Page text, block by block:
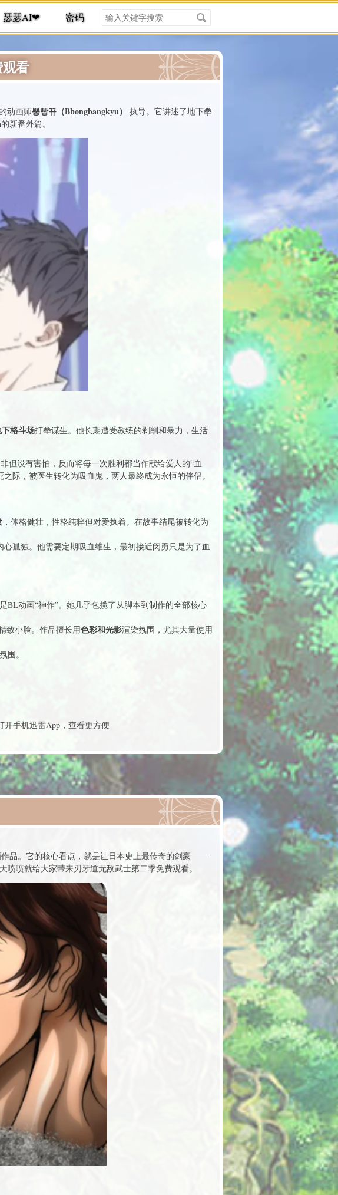
瑟瑟AI❤ 密码
免责 分类
搜
索
关
字
看
动画师뿡빵뀨（Bbongbangkyu）
执导。它讲述了地下拳
新番外篇。
格斗场打拳谋生。他长期遭受教练的剥削和暴力，生活
但没有害怕，反而将每一次胜利都当作献给爱人的“血
际，被医生转化为吸血鬼，两人最终成为永恒的伴侣。
，体格健壮，性格纯粹但对爱执着。在故事结尾被转化为
心孤独。他需要定期吸血维生，最初接近闵勇只是为了血
BL动画“神作”。她几乎包揽了从脚本到制作的全部核心
致小脸。作品擅长用色彩和光影渲染氛围，尤其大量使用
围。
开手机迅雷App，查看更方便
作品。它的核心看点，就是让日本史上最传奇的剑豪——
喷喷就给大家带来刃牙道无敌武士第二季免费观看。